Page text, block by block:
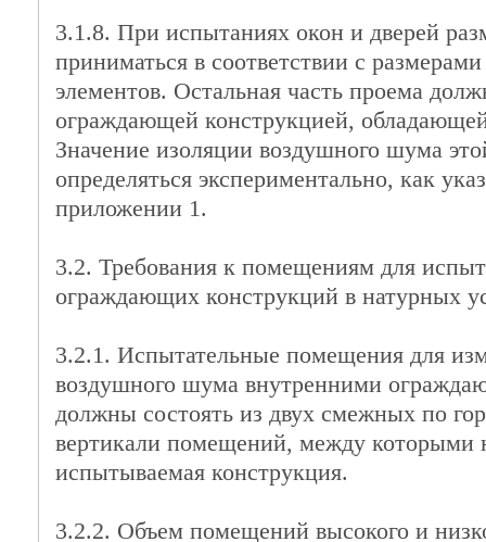
3.1.8. При испытаниях окон и дверей
приниматься в соответствии с
элементов. Остальная часть проема
ограждающей конструкцией,
Значение изоляции воздушного шума
определяться экспериментально, как
приложении 1.
3.2. Требования к помещениям для
ограждающих конструкций в натурных
3.2.1. Испытательные помещения для
воздушного шума внутренними
должны состоять из двух смежных по
вертикали помещений, между которыми
испытываемая конструкция.
3.2.2. Объем помещений высокого и